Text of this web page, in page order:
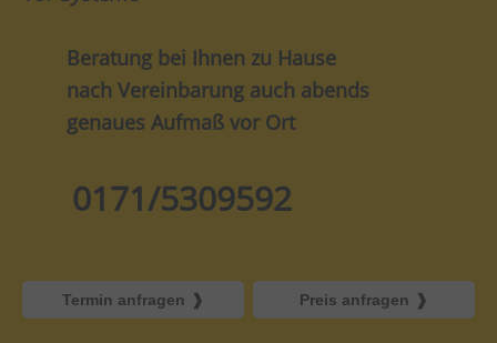
Beratung bei Ihnen zu Hause
nach Vereinbarung auch abends
genaues Aufmaß vor Ort
0171/5309592
Termin anfragen Preis anfragen